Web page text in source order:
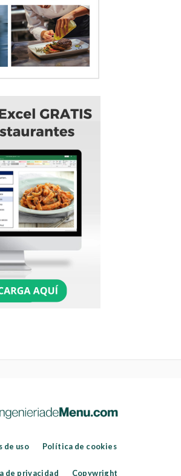
de uso Política de cookies
de privacidad Copywright